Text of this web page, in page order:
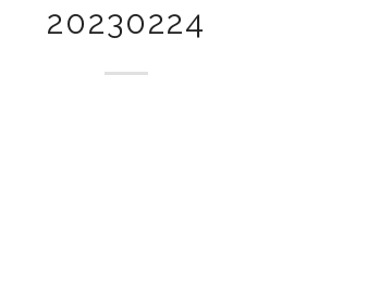
20230224